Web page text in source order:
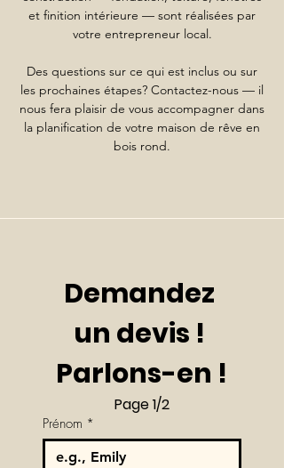
et finition intérieure — sont réalisées par
votre entrepreneur local.
Des questions sur ce qui est inclus ou sur
les prochaines étapes? Contactez-nous — il
nous fera plaisir de vous accompagner dans
la planification de votre maison de rêve en
bois rond.
Demandez
un devis !
Parlons-en !
Page 1/2
Prénom *